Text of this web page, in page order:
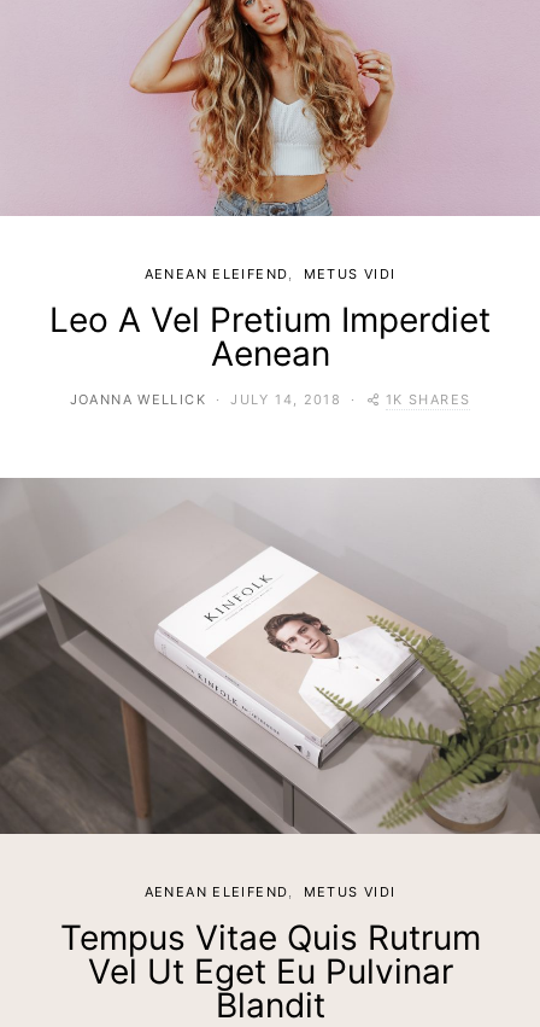
AENEAN ELEIFEND METUS VIDI
Leo A Vel Pretium Imperdiet
Aenean
JOANNA WELLICK JULY 14, 2018 1K SHARES
AENEAN ELEIFEND METUS VIDI
Tempus Vitae Quis Rutrum
Vel Ut Eget Eu Pulvinar
Blandit